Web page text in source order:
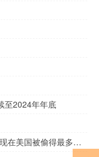
至2024年年底
美国最畅销的汽车是福特F系列同时也是现在美国被偷得最多的汽车